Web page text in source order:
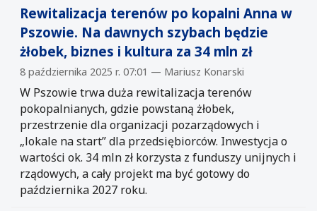
Rewitalizacja terenów po kopalni Anna w
Pszowie. Na dawnych szybach będzie
żłobek, biznes i kultura za 34 mln zł
8 października 2025 r. 07:01 — Mariusz Konarski
W Pszowie trwa duża rewitalizacja terenów
pokopalnianych, gdzie powstaną żłobek,
przestrzenie dla organizacji pozarządowych i
„lokale na start” dla przedsiębiorców. Inwestycja o
wartości ok. 34 mln zł korzysta z funduszy unijnych i
rządowych, a cały projekt ma być gotowy do
października 2027 roku.